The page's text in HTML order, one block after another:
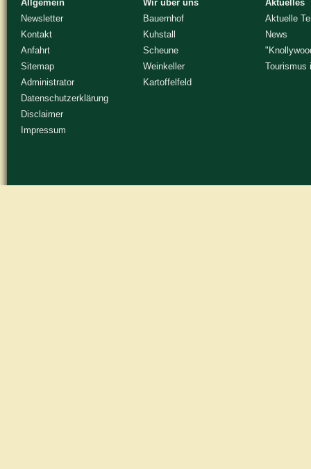
Allgemein
Newsletter
Kontakt
Anfahrt
Sitemap
Administrator
Datenschutzerklärung
Disclaimer
Impressum
Wir über uns
Bauernhof
Kuhstall
Scheune
Weinkeller
Kartoffelfeld
Aktuelles
Aktuelle
News
Tourismus